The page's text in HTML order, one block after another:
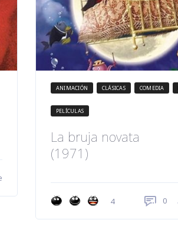
ANIMACIÓN CLÁSICAS COMEDIA
PELÍCULAS
La bruja novata
(1971)
4 0